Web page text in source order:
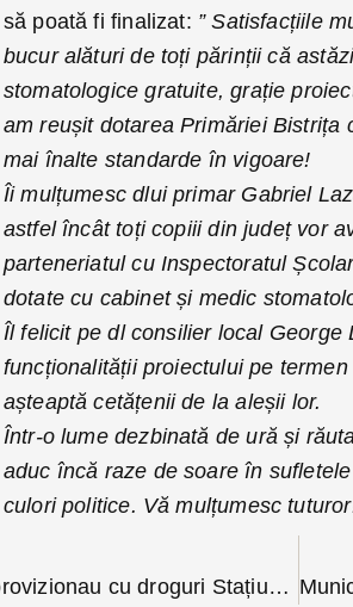
să poată fi finalizat: ” Satisfacțiile
bucur alături de toți părinții că
stomatologice gratuite, grație
am reușit dotarea Primăriei Bistrița
mai înalte standarde în vigoare!
Îi mulțumesc dlui primar Gabriel
astfel încât toți copiii din județ vor
parteneriatul cu Inspectoratul
dotate cu cabinet și medic
Îl felicit pe dl consilier local
funcționalității proiectului pe
așteaptă cetățenii de la aleșii lor.
Într-o lume dezbinată de ură și
aduc încă raze de soare în
culori politice. Vă mulțumesc
Unul din grupurile care aprovizionau cu droguri Stațiunea Figa și Becleanul a ajuns în sfarsit după gratii, cu condamnări definitive